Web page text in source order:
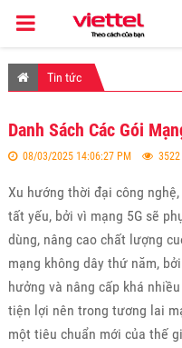
Tin tức
Danh Sách Các Gói
08/03/2025 14:06:27 PM 3522
Xu hướng thời đại công
tất yếu, bởi vì mạng 5G sẽ
dùng, nâng cao chất lượng
mạng không dây thứ năm,
hưởng và nâng cấp khá
tiện lợi nên trong tương lai
một tiêu chuẩn mới của thế